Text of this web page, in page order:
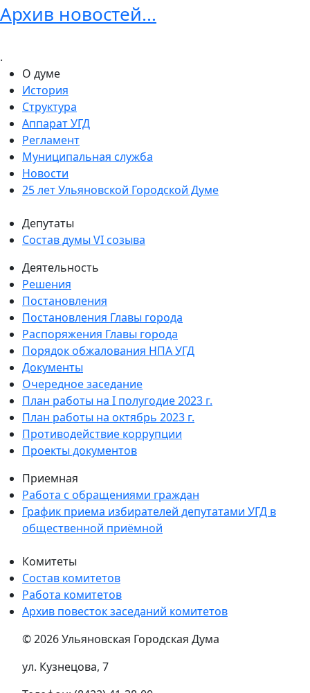
Архив новостей...
.
О думе
История
Структура
Аппарат УГД
Регламент
Муниципальная служба
Новости
25 лет Ульяновской Городской Думе
Депутаты
Состав думы VI созыва
Деятельность
Решения
Постановления
Постановления Главы города
Распоряжения Главы города
Порядок обжалования НПА УГД
Документы
Очередное заседание
План работы на I полугодие 2023 г.
План работы на октябрь 2023 г.
Противодействие коррупции
Проекты документов
Приемная
Работа с обращениями граждан
График приема избирателей депутатами УГД в
общественной приёмной
Комитеты
Состав комитетов
Работа комитетов
Архив повесток заседаний комитетов
© 2026 Ульяновская Городская Дума
ул. Кузнецова, 7